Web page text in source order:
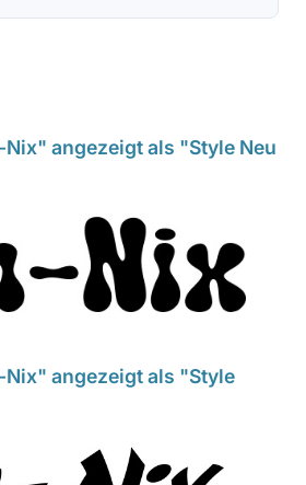
angezeigt als "Style Neu
angezeigt als "Style